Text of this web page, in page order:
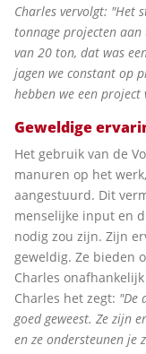
Charles vervolgt: "Het
tonnage projecten aan
van 20 ton, dat was
jagen we constant op
hebben we een
Geweldige
Het gebruik van de
manuren op het
aangestuurd. Dit
menselijke input en
nodig zou zijn. Zijn
geweldig. Ze bieden
Charles
Charles het zegt: "De
goed geweest. Ze zijn
en ze ondersteunen je